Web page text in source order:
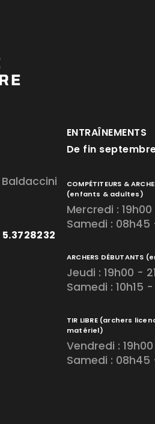
5.3728232
ENTRAÎNEMENTS
De fin
COMPÉTITEURS &
(enfants & adultes)
Mercredi :
Samedi : 08h45
ARCHERS DÉBUTANTS
Jeudi : 19h00 -
Samedi : 10h15 -
TIR LIBRE (archers
matériel)
Vendredi :
Samedi : 08h45